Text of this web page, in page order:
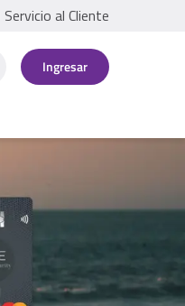
Servicio al Cliente
Ingresar